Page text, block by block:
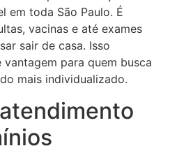
em toda São Paulo. É
vacinas e até exames
sair de casa. Isso
para quem busca
mais individualizado.